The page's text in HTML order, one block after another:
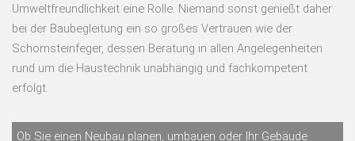
Umweltfreundlichkeit eine Rolle. Niemand sonst genießt daher
bei der Baubegleitung ein so großes Vertrauen wie der
Schornsteinfeger, dessen Beratung in allen Angelegenheiten
rund um die Haustechnik unabhängig und fachkompetent
erfolgt.
Ob Sie einen Neubau planen, umbauen oder Ihr Gebäude